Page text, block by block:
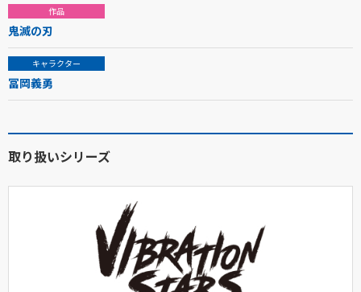
作品
鬼滅の刃
キャラクター
冨岡義勇
取り扱いシリーズ